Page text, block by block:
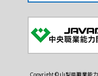
Copyright © 山梨県職業能